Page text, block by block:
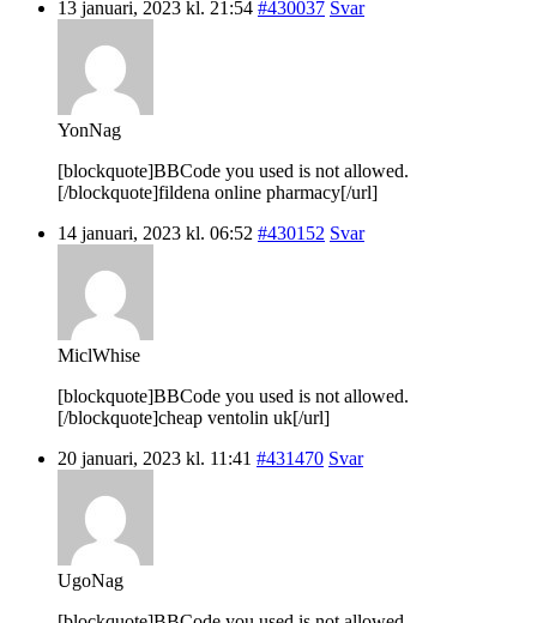
13 januari, 2023 kl. 21:54 #430037 Svar
YonNag
[blockquote]BBCode you used is not allowed.
[/blockquote]fildena online pharmacy[/url]
14 januari, 2023 kl. 06:52 #430152 Svar
MiclWhise
[blockquote]BBCode you used is not allowed.
[/blockquote]cheap ventolin uk[/url]
20 januari, 2023 kl. 11:41 #431470 Svar
UgoNag